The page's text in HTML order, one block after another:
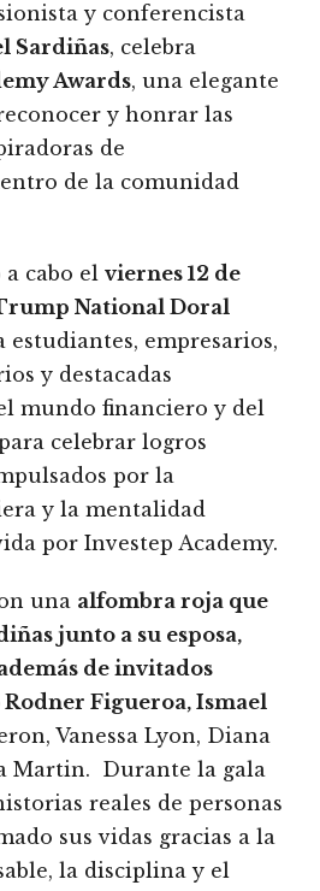
y conferencista
Sardiñas, celebra
Awards, una elegante
y honrar las
de
de la comunidad
cabo el viernes 12 de
National Doral
estudiantes, empresarios,
y destacadas
mundo financiero y del
celebrar logros
por la
y la mentalidad
por Investep Academy.
una alfombra roja que
junto a su esposa,
de invitados
Rodner Figueroa, Ismael
Vanessa Lyon, Diana
Martin. Durante la gala
reales de personas
sus vidas gracias a la
la disciplina y el